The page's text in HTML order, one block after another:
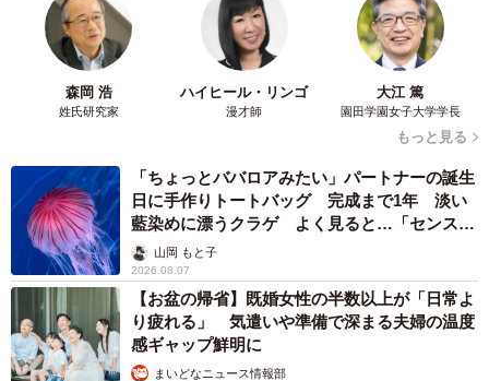
https://www.tenju.co.jp
森岡 浩
姓氏研究家
ハイヒール・リンゴ
漫才師
大江 篤
園田学園女子大学学長
もっと見る
「ちょっとババロアみたい」パートナーの誕生
日に手作りトートバッグ 完成まで1年 淡い
藍染めに漂うクラゲ よく見ると…「センスす
ごい」山岡 もと子
2026.08.07
【お盆の帰省】既婚女性の半数以上が「日常よ
り疲れる」 気遣いや準備で深まる夫婦の温度
感ギャップ鮮明に
まいどなニュース情報部